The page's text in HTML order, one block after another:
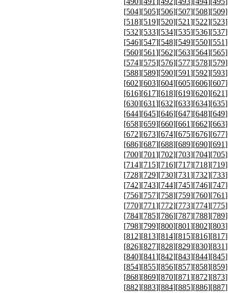
[504][505][506][507][508][509
[518][519][520][521][522][523
[532][533][534][535][536][537
[546][547][548][549][550][551
[560][561][562][563][564][565
[574][575][576][577][578][579
[588][589][590][591][592][593
[602][603][604][605][606][607
[616][617][618][619][620][621
[630][631][632][633][634][635
[644][645][646][647][648][649
[658][659][660][661][662][663
[672][673][674][675][676][677
[686][687][688][689][690][691
[700][701][702][703][704][705
[714][715][716][717][718][719
[728][729][730][731][732][733
[742][743][744][745][746][747
[756][757][758][759][760][761
[770][771][772][773][774][775
[784][785][786][787][788][789
[798][799][800][801][802][803
[812][813][814][815][816][817
[826][827][828][829][830][831
[840][841][842][843][844][845
[854][855][856][857][858][859
[868][869][870][871][872][873
[882][883][884][885][886][887